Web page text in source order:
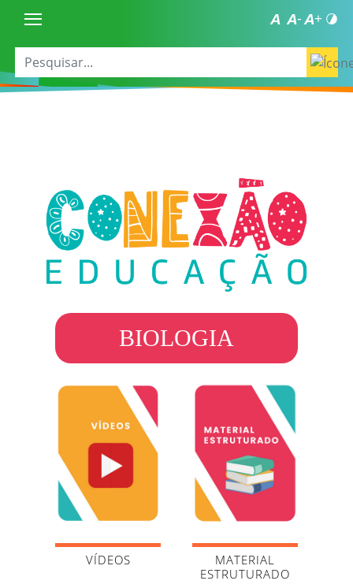
BIOLOGIA
VÍDEOS
MATERIAL
ESTRUTURADO